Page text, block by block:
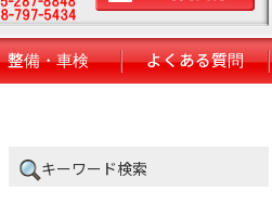
整備・車検 よくある質問
キーワード検索